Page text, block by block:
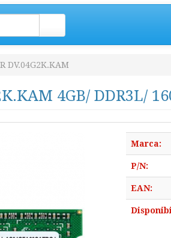
DV.04G2K.KAM
4GB/ DDR3L/
Marca:
P/N:
EAN: